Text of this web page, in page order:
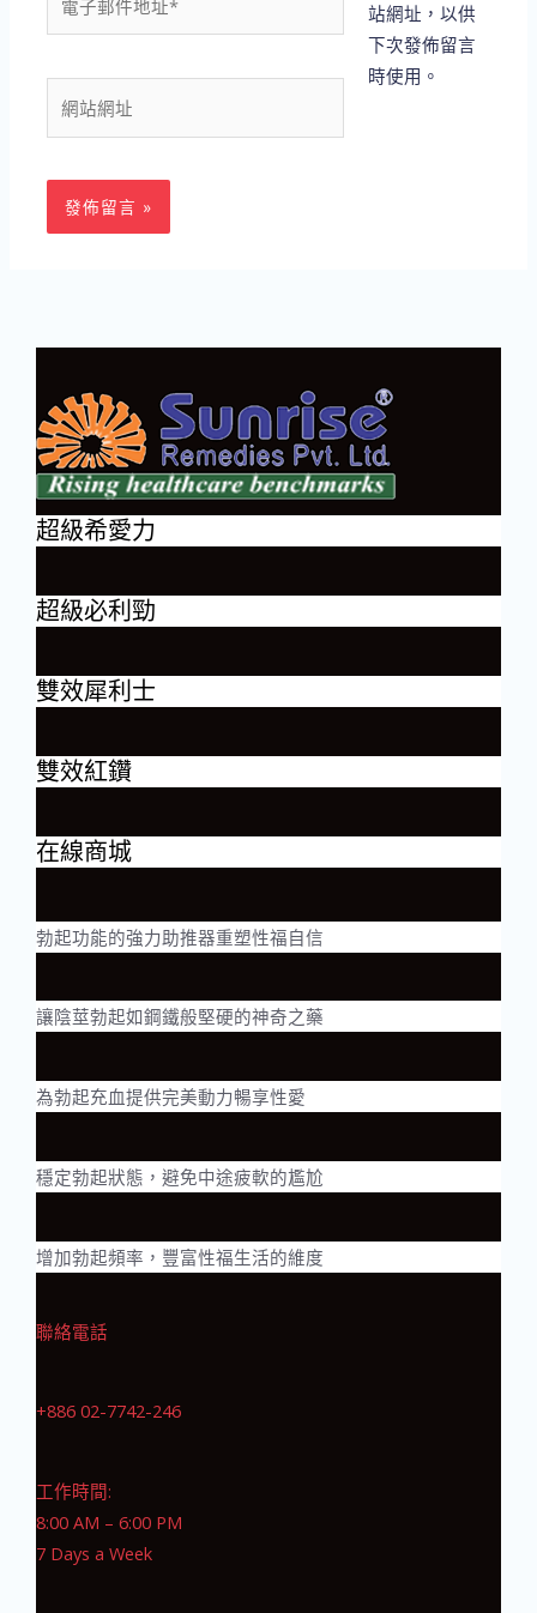
子
件
地
址
*
站
址
站網址，以供
下次發佈留言
時使用。
超級希愛力
超級必利勁
雙效犀利士
雙效紅鑽
在線商城
勃起功能的強力助推器重塑性福自信
讓陰莖勃起如鋼鐵般堅硬的神奇之藥
為勃起充血提供完美動力暢享性愛
穩定勃起狀態，避免中途疲軟的尷尬
增加勃起頻率，豐富性福生活的維度
聯絡電話
+886 02-7742-246
工作時間:
8:00 AM – 6:00 PM
7 Days a Week